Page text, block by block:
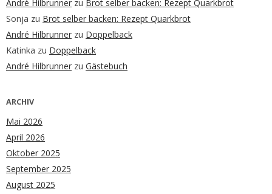
André Hilbrunner zu Brot selber backen: Rezept Quarkbrot
Sonja zu Brot selber backen: Rezept Quarkbrot
André Hilbrunner zu Doppelback
Katinka zu Doppelback
André Hilbrunner zu Gästebuch
ARCHIV
Mai 2026
April 2026
Oktober 2025
September 2025
August 2025